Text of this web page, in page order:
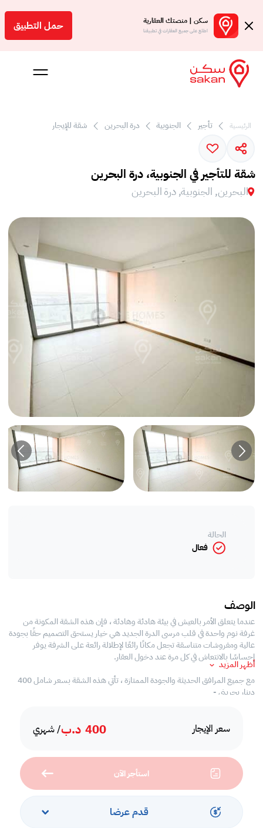
سكن | منصتك العقارية
اطلع على جميع العقارات في تطبيقنا حمل التطبيق
الرئيسية تأجير الجنوبية درة البحرين شقة للإيجار
شقة للتأجير في الجنوبية، درة البحرين
البحرين, الجنوبية, درة البحرين
سعر الإيجار 400 د.ب/ شهري
استأجر الآن
قدم عرضا
الحالة
فعال
الوصف
عندما يتعلق الأمر بالعيش في بيئة هادئة وهادئة ، فإن هذه الشقة المكونة من
غرفة نوم واحدة في قلب مرسى الدرة الجديد هي خيار يستحق التصميم حقًا بجودة
عالية ومفروشات متناسقة تجعل مكانًا رائعًا لإطلالة رائعة على الشرفة يوفر
إحساسًا بالانتعاش في كل مرة عند دخول العقار.
مع جميع المرافق الحديثة والجودة الممتازة ، تأتي هذه الشقة بسعر شامل 400
دينار بحريني -
- منطقة صالة مضاءة جيدًا بمساحة وافرة
- حمام منفصل للضيوف في منطقة المعيشة
- مطبخ مفتوح بأحدث المعدات والمرافق
- شرفة بإطلالات منعشة
المرافق:؟ - مسبح إنفينيتي؟ - صالة ألعاب رياضية ، بخار ، وساونا؟ - تراس
ومنطقة للشواء؟ - منطقة ألعاب أطفال داخلية وخارجية؟ - مسرح سينما صغير؟
أظهر المزيد